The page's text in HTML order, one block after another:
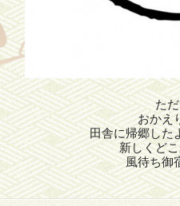
た
おかえ
田舎に帰郷した
新しくど
風待ち